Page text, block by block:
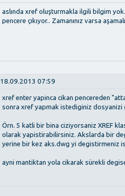
aslında xref oluşturmakla ilgili bilgim
pencere çıkıyor.. Zamanınız varsa
18.09.2013 07:59
xref enter yapinca cikan pencereden
sonra xref yapmak istediginiz dosyanizi
Örn. 5 katli bir bina ciziyorsaniz XREF
olarak yapistirabilirsiniz. Akslarda bir
yerine bir kez aks.dwg yi degistirmeniz
ayni mantiktan yola cikarak sürekli